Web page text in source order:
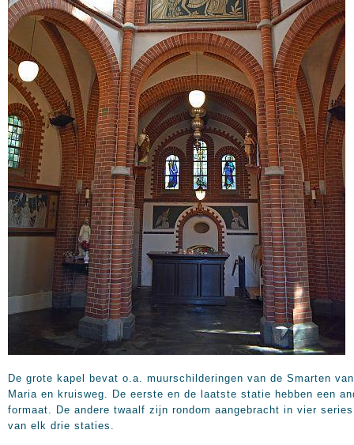
De grote kapel bevat o.a. muurschilderingen van de Smarten van
Maria en kruisweg. De eerste en de laatste statie hebben een
formaat. De andere twaalf zijn rondom aangebracht in vier series
van elk drie staties.